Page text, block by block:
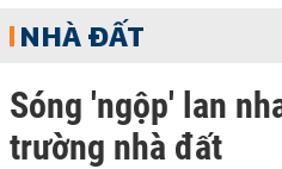
NHÀ ĐẤT
Sóng 'ngộp' lan
trường nhà đất